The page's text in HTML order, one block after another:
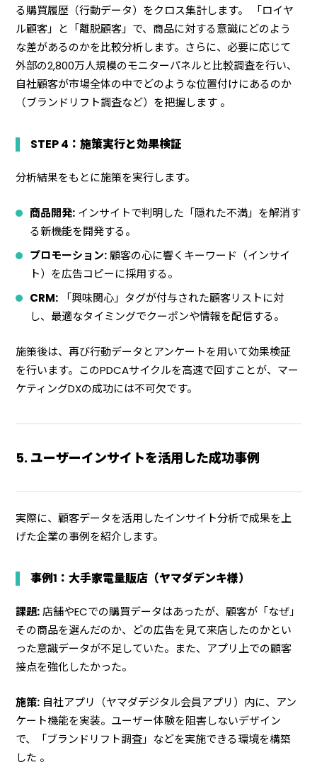
る購買履歴（行動データ）をクロス集計します。 「ロイヤ
ル顧客」と「離脱顧客」で、商品に対する意識にどのよう
な差があるのかを比較分析します。さらに、必要に応じて
外部の2,800万人規模のモニターパネルと比較調査を行い、
自社顧客が市場全体の中でどのような位置付けにあるのか
（ブランドリフト調査など）を把握します 。
STEP 4：施策実行と効果検証
分析結果をもとに施策を実行します。
商品開発: インサイトで判明した「隠れた不満」を解消す
る新機能を開発する。
プロモーション:顧客の心に響くキーワード（インサイ
ト）を広告コピーに採用する。
CRM: 「興味関心」タグが付与された顧客リストに対
し、最適なタイミングでクーポンや情報を配信する。
施策後は、再び行動データとアンケートを用いて効果検証
を行います。このPDCAサイクルを高速で回すことが、マー
ケティングDXの成功には不可欠です。
5. ユーザーインサイトを活用した成功事例
実際に、顧客データを活用したインサイト分析で成果を上
げた企業の事例を紹介します。
事例1：大手家電量販店（ヤマダデンキ様）
課題:店舗やECでの購買データはあったが、顧客が「なぜ」
その商品を選んだのか、どの広告を見て来店したのかとい
った意識データが不足していた。また、アプリ上での顧客
接点を強化したかった。
施策: 自社アプリ（ヤマダデジタル会員アプリ）内に、アン
ケート機能を実装。ユーザー体験を阻害しないデザイン
で、「ブランドリフト調査」などを実施できる環境を構築
した 。